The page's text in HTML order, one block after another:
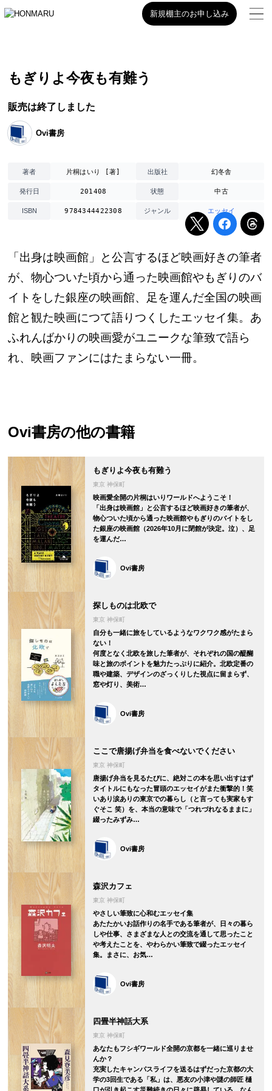
新規棚主のお申し込み
もぎりよ今夜も有難う
販売は終了しました
Ovi書房
著者 片桐はいり [著] 出版社 幻冬舎
発行日 201408 状態 中古
ISBN 9784344422308 ジャンル エッセイ
「出身は映画館」と公言するほど映画好きの筆者
が、物心ついた頃から通った映画館やもぎりのバ
イトをした銀座の映画館、足を運んだ全国の映画
館と観た映画につて語りつくしたエッセイ集。あ
ふれんばかりの映画愛がユニークな筆致で語ら
れ、映画ファンにはたまらない一冊。
Ovi書房の他の書籍
もぎりよ今夜も有難う
東京 神保町
映画愛全開の片桐はいりワールドへようこそ！
「出身は映画館」と公言するほど映画好きの筆者が、
物心ついた頃から通った映画館やもぎりのバイトをし
た銀座の映画館（2026年10月に閉館が決定。泣）、足
を運んだ…
Ovi書房
探しものは北欧で
東京 神保町
自分も一緒に旅をしているようなワクワク感がたまら
ない！
何度となく北欧を旅した筆者が、それぞれの国の醍醐
味と旅のポイントを魅力たっぷりに紹介。北欧定番の
職や建築、デザインのざっくりした視点に留まらず、
窓や灯り、美術…
Ovi書房
ここで唐揚げ弁当を食べないでください
東京 神保町
唐揚げ弁当を見るたびに、絶対この本を思い出すはず
タイトルにもなった冒頭のエッセイがまた衝撃的！笑
いあり涙ありの東京での暮らし（と言っても実家もす
ぐそこ 笑）を、本当の意味で「つれづれなるままに」
綴ったみずみ…
Ovi書房
森沢カフェ
東京 神保町
やさしい筆致に心和むエッセイ集
あたたかいお話作りの名手である筆者が、日々の暮ら
しや仕事、さまざまな人との交流を通して思ったこと
や考えたことを、やわらかい筆致で綴ったエッセイ
集。まさに、お気…
Ovi書房
四畳半神話大系
東京 神保町
あなたもフシギワールド全開の京都を一緒に巡りませ
んか？
充実したキャンパスライフを送るはずだった京都の大
学の3回生である「私」は、悪友の小津や謎の師匠 樋